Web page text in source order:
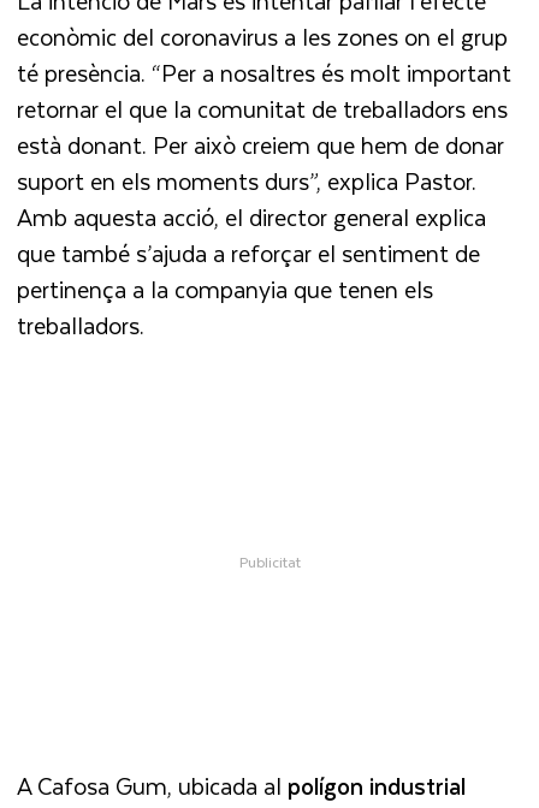
econòmic del coronavirus a les zones on el grup
té presència. “Per a nosaltres és molt important
retornar el que la comunitat de treballadors ens
està donant. Per això creiem que hem de donar
suport en els moments durs”, explica Pastor.
Amb aquesta acció, el director general explica
que també s’ajuda a reforçar el sentiment de
pertinença a la companyia que tenen els
treballadors.
A Cafosa Gum, ubicada al polígon industrial